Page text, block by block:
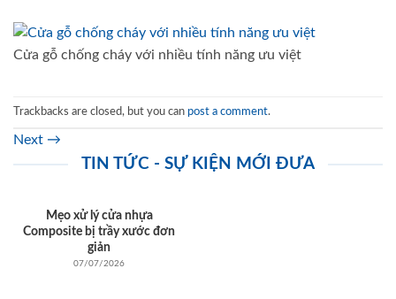
Cửa gỗ chống cháy với nhiều tính năng ưu việt
Trackbacks are closed, but you can post a comment.
Next →
TIN TỨC - SỰ KIỆN MỚI ĐƯA
Mẹo xử lý cửa nhựa
Composite bị trầy xước đơn
giản
07/07/2026